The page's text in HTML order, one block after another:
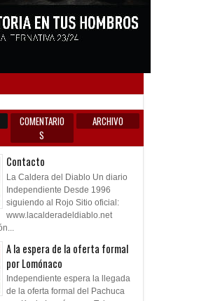
COMENTARIO
S
ARCHIVO
Contacto
La Caldera del Diablo Un diario
Independiente Desde 1996
siguiendo al Rojo Sitio oficial:
www.lacalderadeldiablo.net
A la espera de la oferta formal
por Lomónaco
Independiente espera la llegada
de la oferta formal del Pachuca